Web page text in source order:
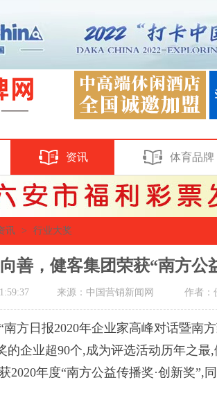
资讯 体育品牌
讯 > 行业大奖
善，健客集团荣获“南方公
来源：中国营销新闻网 作者：
南方日报2020年企业家高峰对话暨南
的企业超90个,成为评选活动历年之
2020年度“南方公益传播奖·创新奖